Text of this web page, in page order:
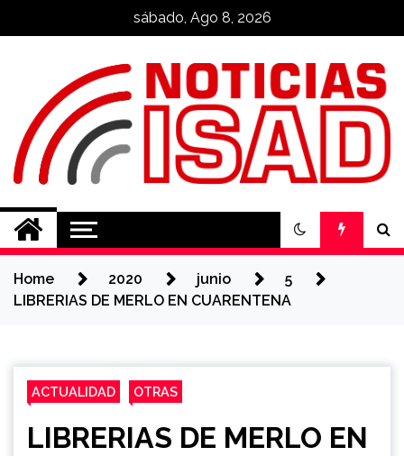
sábado, Ago 8, 2026
Noticias ISAD
REALIZADO POR NUESTROS
Home 2020 junio
5
LIBRERIAS DE MERLO EN CUARENTENA
ACTUALIDAD OTRAS
LIBRERIAS DE MERLO EN